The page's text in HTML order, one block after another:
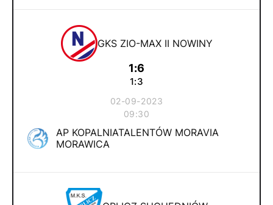
GKS ZIO-MAX II NOWINY
1:6
1:3
02-09-2023
09:30
AP KOPALNIATALENTÓW MORAVIA
MORAWICA